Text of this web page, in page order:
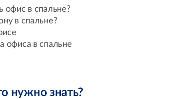
офис в спальне?
в спальне?
офиса в спальне
нужно знать?